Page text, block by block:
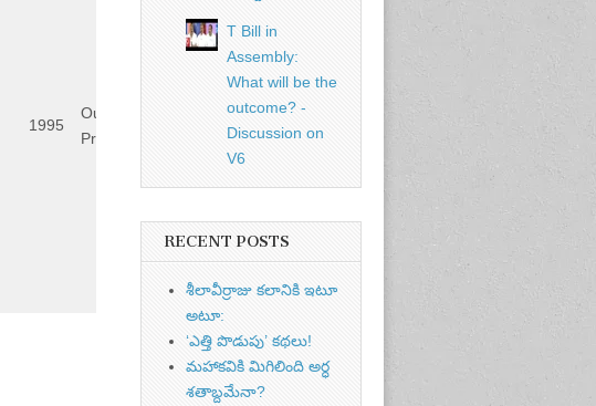
1995
Out of
Print
T Bill in
Assembly:
What will be the
outcome? -
Discussion on
V6
RECENT POSTS
శీలావీర్రాజు కలానికి ఇటూ
అటూ:
‘ఎత్తి పొడుపు’ కథలు!
మహాకవికి మిగిలింది అర్ధ
శతాబ్దమేనా?